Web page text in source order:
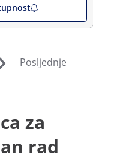
Posljednje
za
rad